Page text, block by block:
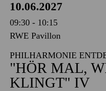
10.06.2027
09:30 - 10:15
RWE Pavillon
PHILHARMONIE
"HÖR MAL,
KLINGT" IV